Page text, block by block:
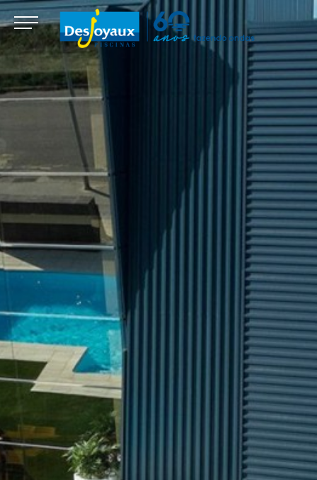
Modificar cookies
Técnico e funcional
Sempre ativo
Este site usa seus próprios cookies para coletar
informações a fim de melhorar nossos serviços. Se
continuar a navegar, aceita a instalação. O utilizador tem a
possibilidade de configurar o seu navegador, podendo, se
assim o desejar, impedir que sejam instalados no seu
disco rígido, embora deva ter presente que tal ação pode
causar dificuldades na navegação no site.
Análise e personalização